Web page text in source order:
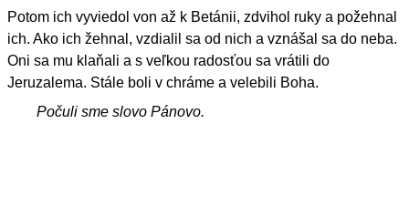
Potom ich vyviedol von až k Betánii, zdvihol ruky a požehnal
ich. Ako ich žehnal, vzdialil sa od nich a vznášal sa do neba.
Oni sa mu klaňali a s veľkou radosťou sa vrátili do
Jeruzalema. Stále boli v chráme a velebili Boha.
Počuli sme slovo Pánovo.